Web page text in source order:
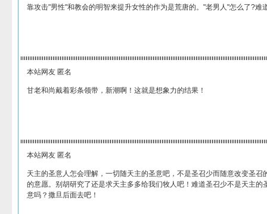
靠攻击"男性"和教会的明智来提升女性的作为是荒唐的。"老男人"怎么了?难
本站网友 匿名
甘老和尚戴着彩条领带，新潮啊！这就是想象力的结果！
本站网友 匿名
天主的圣意人怎会理解，一切随天主的圣意吧，不是圣召少而随意改变圣召
的意愿。别胡研究了还是求天主多多给我们牧人吧！难道圣召少不是天主的
意吗？撒旦后面去吧！